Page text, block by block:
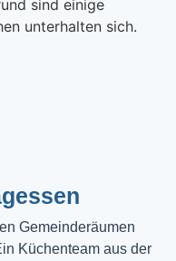
Gemeinderäumen
Küchenteam aus der